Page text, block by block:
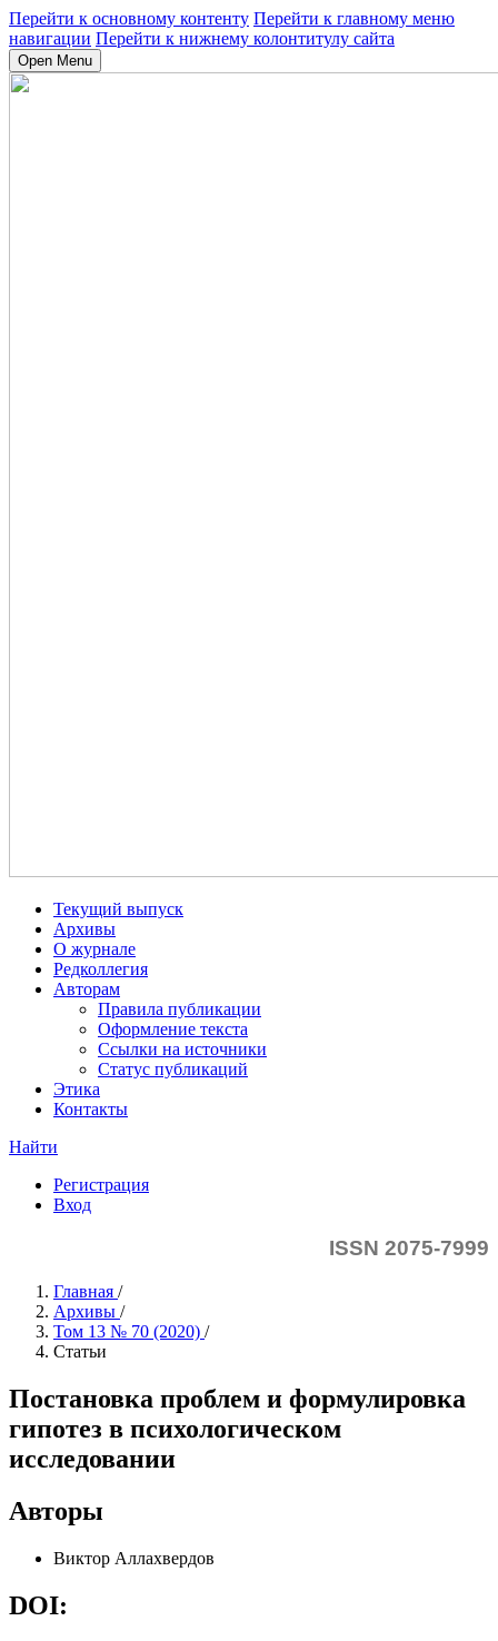
Перейти к основному контенту Перейти к главному меню
навигации Перейти к нижнему колонтитулу сайта
Open Menu
Текущий выпуск
Архивы
О журнале
Редколлегия
Авторам
Правила публикации
Оформление текста
Ссылки на источники
Статус публикаций
Этика
Контакты
Найти
Регистрация
Вход
ISSN 2075-7999
Главная /
Архивы /
Том 13 № 70 (2020) /
Статьи
Постановка проблем и формулировка
гипотез в психологическом
исследовании
Авторы
Виктор Аллахвердов
DOI: